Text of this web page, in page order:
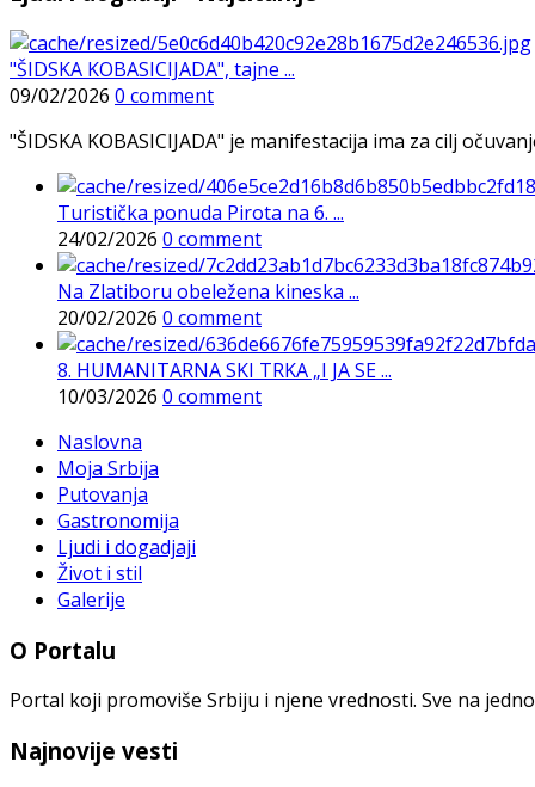
"ŠIDSKA KOBASICIJADA", tajne ...
09/02/2026 0 comment
"ŠIDSKA KOBASICIJADA" je manifestacija ima za cilj
Turistička ponuda Pirota na 6. ...
24/02/2026 0 comment
Na Zlatiboru obeležena kineska ...
20/02/2026 0 comment
8. HUMANITARNA SKI TRKA „I JA SE ...
10/03/2026 0 comment
Naslovna
Moja Srbija
Putovanja
Gastronomija
Ljudi i dogadjaji
Život i stil
Galerije
O Portalu
Portal koji promoviše Srbiju i njene vrednosti. Sve na
Najnovije vesti